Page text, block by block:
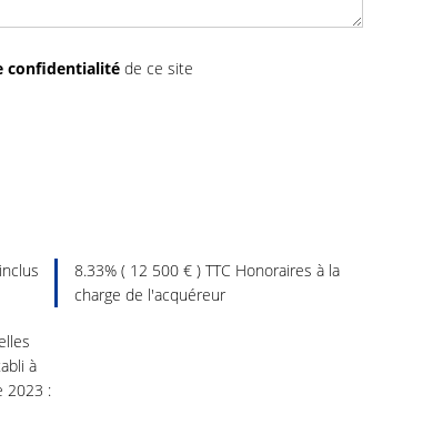
confidentialitéde ce site
8.33% ( 12 500 € ) TTC Honoraires à la
charge de l'acquéreur
à
2023 :